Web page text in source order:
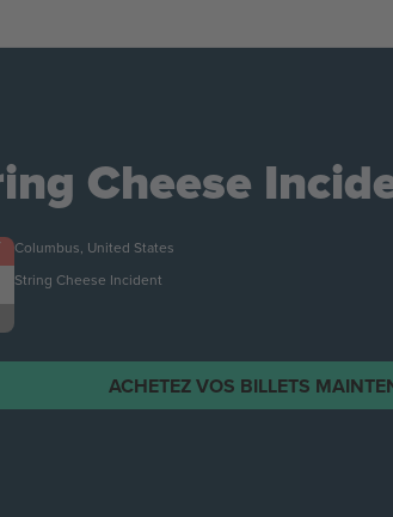
Cheese
Columbus, United States
String Cheese Incident
ACHETEZ VOS BILLETS